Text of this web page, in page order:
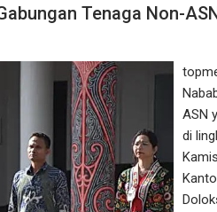
Tenaga Non-
ASN
di